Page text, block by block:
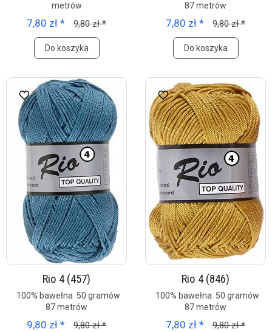
metrów
7,80 zł * 9,80 zł *
Do koszyka
87 metrów
7,80 zł * 9,80 zł *
Do koszyka
Rio 4 (457)
100% bawełna 50 gramów
87 metrów
9,80 zł * 9,80 zł *
Rio 4 (846)
100% bawełna 50 gramów
87 metrów
7,80 zł * 9,80 zł *